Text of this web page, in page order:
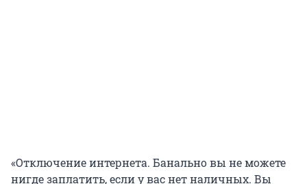
«Отключение интернета. Банально вы не можете
нигде заплатить, если у вас нет наличных. Вы